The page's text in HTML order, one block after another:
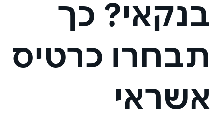
בנקאי? כך
תבחרו כרטיס
אשראי